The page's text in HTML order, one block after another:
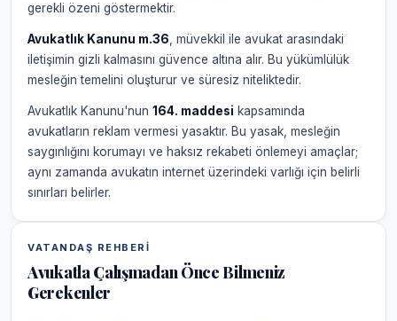
gerekli özeni göstermektir.
Avukatlık Kanunu m.36 , müvekkil ile avukat arasındaki
iletişimin gizli kalmasını güvence altına alır. Bu yükümlülük
mesleğin temelini oluşturur ve süresiz niteliktedir.
Avukatlık Kanunu'nun 164. maddesi kapsamında
avukatların reklam vermesi yasaktır. Bu yasak, mesleğin
saygınlığını korumayı ve haksız rekabeti önlemeyi amaçlar;
aynı zamanda avukatın internet üzerindeki varlığı için belirli
sınırları belirler.
VATANDAŞ REHBERI
Avukatla Çalışmadan Önce Bilmeniz
Gerekenler